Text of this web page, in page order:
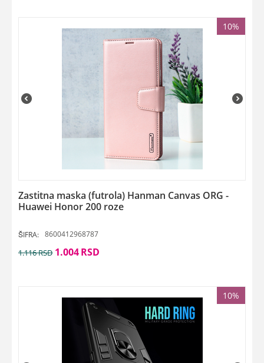
10%
Zastitna maska (futrola) Hanman Canvas ORG -
Huawei Honor 200 roze
ŠIFRA: 8600412968787
1.116RSD 1.004RSD
10%